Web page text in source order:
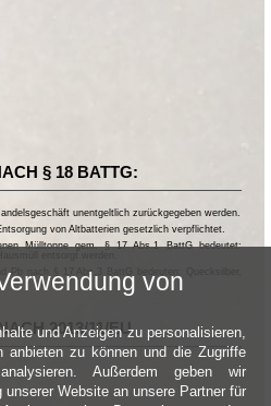
§ 18 BATTG:
unentgeltlich zurückgegeben werden.
von Altbatterien gesetzlich verpflichtet.
Mülltonne gem. § 17 Abs.1 BattG bedeutet:
Pb nach § 17 Abs.3 BattG bedeuten: Quecksilber,
2013/11/EU
von
und Anzeigen zu personalisieren,
anbieten zu können und die Zugriffe
Außerdem geben wir
unserer Website an unsere Partner für